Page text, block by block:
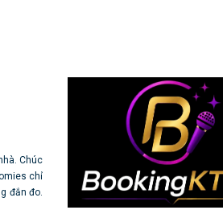
Chúc
chỉ
đắn đo.